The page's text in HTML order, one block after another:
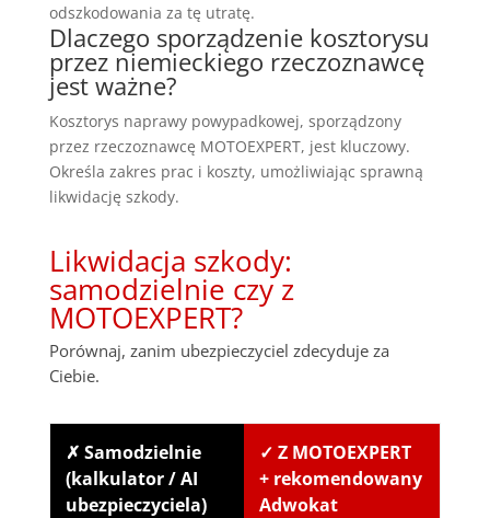
odszkodowania za tę utratę.
Dlaczego sporządzenie kosztorysu
przez niemieckiego rzeczoznawcę
jest ważne?
Kosztorys naprawy powypadkowej, sporządzony
przez rzeczoznawcę MOTOEXPERT, jest kluczowy.
Określa zakres prac i koszty, umożliwiając sprawną
likwidację szkody.
Likwidacja szkody:
samodzielnie czy z
MOTOEXPERT?
Porównaj, zanim ubezpieczyciel zdecyduje za
Ciebie.
✗ Samodzielnie
(kalkulator / AI
ubezpieczyciela)
✓ Z MOTOEXPERT
+ rekomendowany
Adwokat